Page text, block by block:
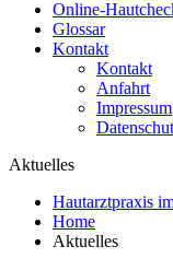
Online-
Glossar
Kontakt
Kontakt
Anfahrt
Impressum
Aktuelles
Hautarztpraxis
Home
Aktuelles